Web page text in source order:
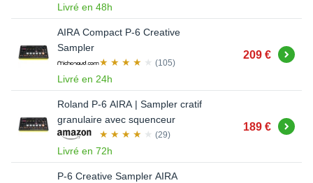
Livré en 48h
AIRA Compact P-6 Creative
Sampler
(105)
Livré en 24h
209 € Acheter
Roland P-6 AIRA | Sampler cratif
granulaire avec squenceur
(29)
Livré en 72h
189 € Acheter
P-6 Creative Sampler AIRA